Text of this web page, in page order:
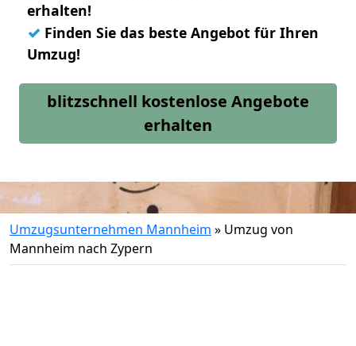
erhalten!
✓ Finden Sie das beste Angebot für Ihren
Umzug!
blitzschnell kostenlose Angebote
erhalten
Umzugsunternehmen Mannheim » Umzug von
Mannheim nach Zypern